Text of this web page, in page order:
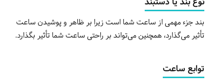
بند جزء مهمی از ساعت شما است زیرا بر ظاهر و پوشیدن ساعت
تأثیر می‌گذارد، همچنین می‌تواند بر راحتی ساعت شما تأثیر بگذارد.
توابع ساعت